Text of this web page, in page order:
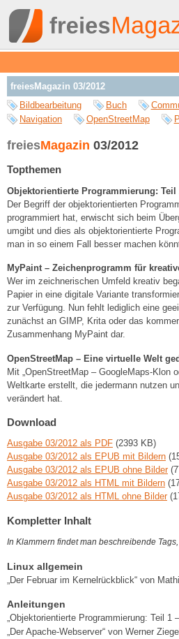
freiesMagazin 03/2012
Bildbearbeitung
Buch
Navigation
OpenStreetMap
freiesMagazin 03/2012
Topthemen
Objektorientierte Programmierung: Teil
Der Begriff der objektorientierten
programmiert hat, erwischt sich beim
umgibt und dies als objektorientierte
man in so einem Fall besser machen
MyPaint – Zeichenprogramm für
Wer im zeichnerischen Umfeld kreativ
Papier in eine digitale Variante
zur Verfügung. Nun fehlt lediglich eine
zunächst an GIMP, Krita oder das
Zusammenhang MyPaint dar.
OpenStreetMap – Eine virtuelle Welt
Mit „OpenStreetMap – GoogleMaps-Klon
Weltkarte erstellt, die jedermann nutzen
verändert hat.
Download
Ausgabe 03/2012 als PDF (2393 KB)
Ausgabe 03/2012 als EPUB mit Bildern
Ausgabe 03/2012 als EPUB ohne Bilder
Ausgabe 03/2012 als HTML mit Bildern
Ausgabe 03/2012 als HTML ohne Bilder
Kompletter Inhalt
In Klammern findet man beschreibende
Linux allgemein
„Der Februar im Kernelrückblick“ von
Anleitungen
„Objektorientierte Programmierung: Teil
„Der Apache-Webserver“ von Werner